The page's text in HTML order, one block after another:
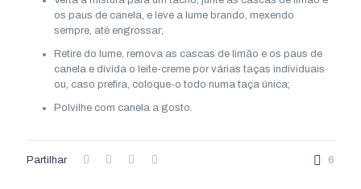
os paus de canela, e leve a lume brando, mexendo
sempre, até engrossar;
Retire do lume, remova as cascas de limão e os paus de
canela e divida o leite-creme por várias taças individuais
ou, caso prefira, coloque-o todo numa taça única;
Polvilhe com canela a gosto.
Partilhar 6